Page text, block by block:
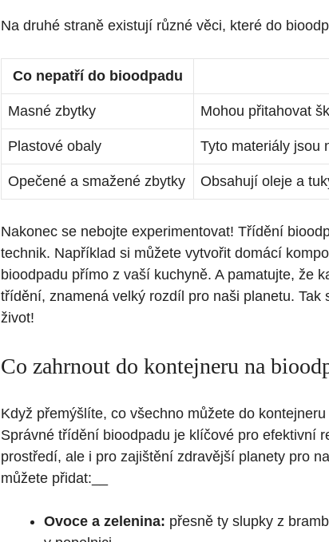
Na druhé straně existují různé věci, které do
Co nepatří do bioodpadu
Masné zbytky Mohou přitahovat
Plastové obaly Tyto materiály jsou
Opečené a smažené zbytky Obsahují oleje a
Nakonec se nebojte experimentovat! Třídění
technik. Například si můžete vytvořit domácí
bioodpadu přímo z vaší kuchyně. A pamatujte, že
třídění, znamená velký rozdíl pro naši planetu.
život!
Co zahrnout do kontejneru na
Když přemýšlíte, co všechno můžete do
Správné třídění bioodpadu je klíčové pro efektivní
prostředí, ale i pro zajištění zdravější planety pro
můžete přidat:__
Ovoce a zelenina: přesně ty slupky z